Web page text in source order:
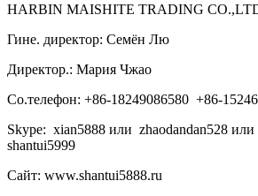
HARBIN MAISHITE TRADING
Гине. директор: Семён Лю
Директор.: Мария Чжао
Со.телефон: +86-18249086580 +86-
Skype: xian5888 или zhaodandan528 или
shantui5999
Сайт: www.shantui5888.ru